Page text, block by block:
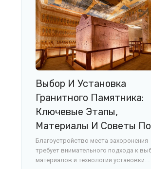
Выбор И Установка
Гранитного Памятника:
Ключевые Этапы,
Материалы И Советы
Благоустройство места захоронения
требует внимательного подхода к
материалов и технологии установки.…